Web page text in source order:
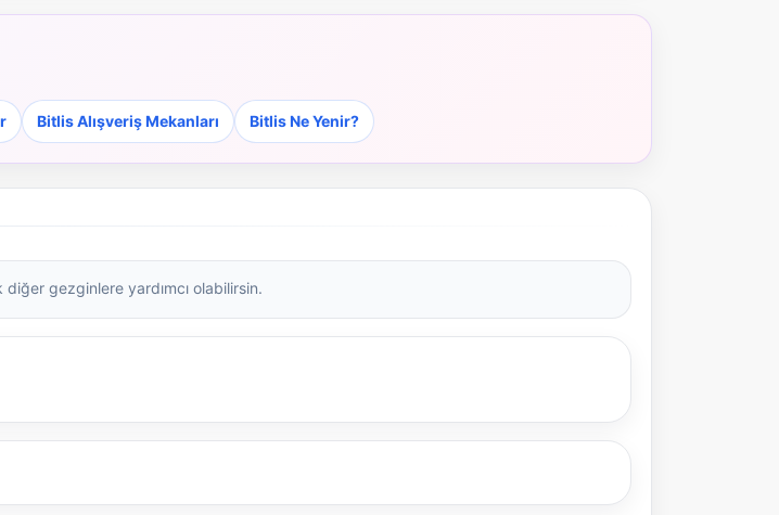
Bitlis Alışveriş Mekanları Bitlis Ne Yenir?
gezginlere yardımcı olabilirsin.